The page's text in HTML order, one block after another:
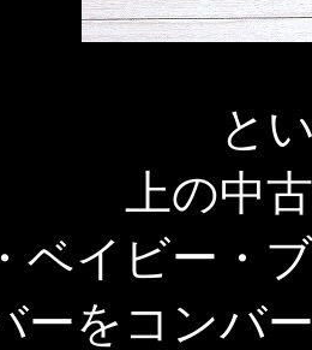
と
上の中
ベイビー・
ーをコンバ